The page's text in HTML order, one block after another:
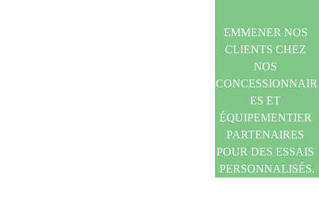
EMMENER NOS
CLIENTS CHEZ
NOS
CONCESSIONNAIR
ES ET
ÉQUIPEMENTIER
PARTENAIRES
POUR DES ESSAIS
PERSONNALISÉS.